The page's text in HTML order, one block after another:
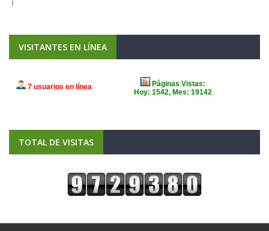
VISITANTES EN LÍNEA
TOTAL DE VISITAS